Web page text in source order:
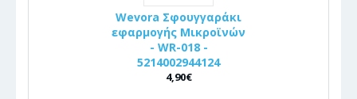
Wevora Σφουγγαράκι
εφαρμογής Μικροϊνών
- WR-018 -
5214002944124
4,90€